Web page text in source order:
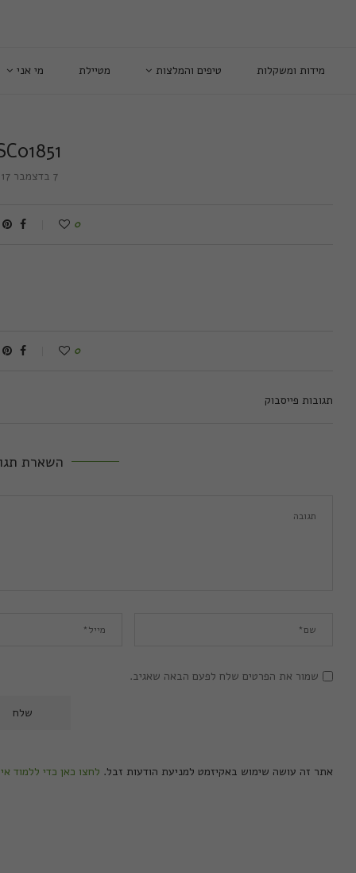
מידות ומשקלות טיפים והמלצות מטיילת מי אני
7 בדצמבר 2017
0
0
תגובות פייסבוק
השארת
שמור את הפרטים שלח לפעם הבאה שאגיב.
אתר זה עושה שימוש באקיזמט למניעת הודעות זבל. לחצו כאן כדי ללמוד